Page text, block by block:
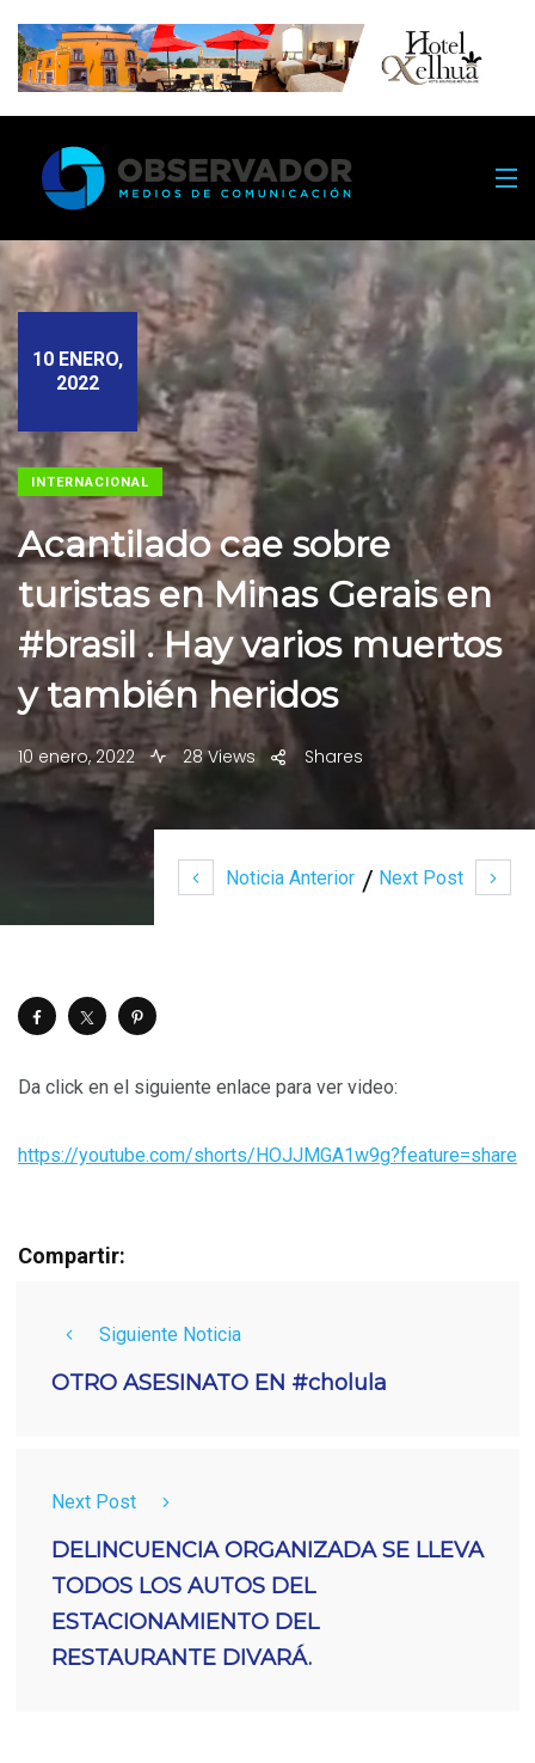
Noticia Anterior Next Post
10 ENERO,
2022
INTERNACIONAL
Acantilado cae sobre
turistas en Minas Gerais en
#brasil . Hay varios muertos
y también heridos
10 enero, 2022 28 Views Shares
Da click en el siguiente enlace para ver video:
https://youtube.com/shorts/HOJJMGA1w9g?feature=share
Compartir:
Siguiente Noticia
OTRO ASESINATO EN #cholula
Next Post
DELINCUENCIA ORGANIZADA SE LLEVA
TODOS LOS AUTOS DEL
ESTACIONAMIENTO DEL
RESTAURANTE DIVARÁ.